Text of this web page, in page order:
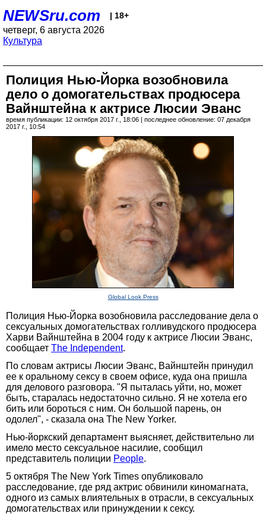
NEWSru.com | 18+
четверг, 6 августа 2026
Культура
Полиция Нью-Йорка возобновила
дело о домогательствах продюсера
Вайнштейна к актрисе Люсии Эванс
время публикации: 12 октября 2017 г., 18:06 | последнее обновление: 07 декабря
2017 г., 10:54
Global Look Press
Полиция Нью-Йорка возобновила расследование дела о
сексуальных домогательствах голливудского продюсера
Харви Вайнштейна в 2004 году к актрисе Люсии Эванс,
сообщает The Independent.
По словам актрисы Люсии Эванс, Вайнштейн принудил
ее к оральному сексу в своем офисе, куда она пришла
для делового разговора. "Я пыталась уйти, но, может
быть, старалась недостаточно сильно. Я не хотела его
бить или бороться с ним. Он большой парень, он
одолел", - сказала она The New Yorker.
Нью-йоркский департамент выясняет, действительно ли
имело место сексуальное насилие, сообщил
представитель полиции People.
5 октября The New York Times опубликовало
расследование, где ряд актрис обвинили киномагната,
одного из самых влиятельных в отрасли, в сексуальных
домогательствах или принуждении к сексу.